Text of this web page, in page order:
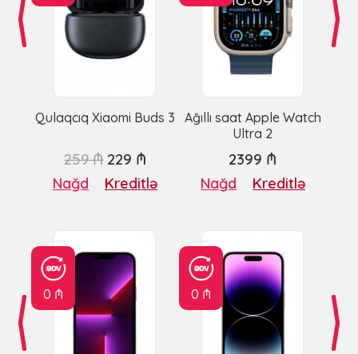
Qulaqcıq Xiaomi Buds 3
Ağıllı saat Apple Watch
Ultra 2
259 ₼ 229 ₼
Nağd Kreditlə
2399 ₼
Nağd Kreditlə
0 ₼ 0 ₼